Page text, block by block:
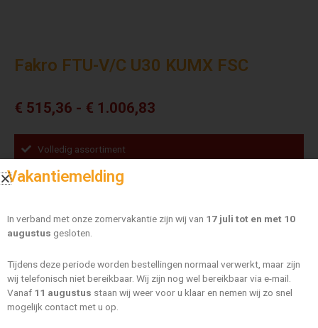
Fakro FTU-V/C U30 KUMX FSC
€ 515,36 - € 1.006,83
tot
Volledig assortiment
Gratis verzending vanaf €400,-
Maat
WISSEN
Fakro FTU-V/C U30 KUMX FSC 02 55×98
€515,36
FTU-
V/C
KUMX
FSC
aantal
Vakantiemelding
In verband met onze zomervakantie zijn wij van 17 juli tot en met 10
augustus gesloten.
Tijdens deze periode worden bestellingen normaal verwerkt, maar zijn
wij telefonisch niet bereikbaar. Wij zijn nog wel bereikbaar via e-mail.
Vanaf 11 augustus staan wij weer voor u klaar en nemen wij zo snel
mogelijk contact met u op.